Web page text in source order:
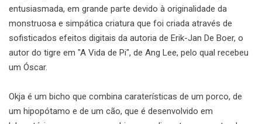
entusiasmada, em grande parte devido à originalidade da
monstruosa e simpática criatura que foi criada através de
sofisticados efeitos digitais da autoria de Erik-Jan De Boer, o
autor do tigre em "A Vida de Pi", de Ang Lee, pelo qual recebeu
um Óscar.
Okja é um bicho que combina caraterísticas de um porco, de
um hipopótamo e de um cão, que é desenvolvido em